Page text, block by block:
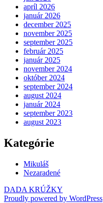
apríl 2026
január 2026
december 2025
november 2025
september 2025
február 2025
január 2025
november 2024
október 2024
september 2024
august 2024
január 2024
september 2023
august 2023
Kategórie
Mikuláš
Nezaradené
DADA KRÚŽKY
Proudly powered by WordPress